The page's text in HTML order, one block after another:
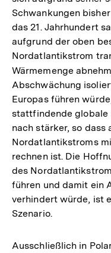
Schwankungen
das 21. Jahrhundert
aufgrund der oben
Nordatlantikstrom
Wärmemenge
Abschwächung
Europas führen
stattfindende globale
nach stärker, so dass
Nordatlantikstroms
rechnen ist. Die
des
führen und damit ein
verhindert würde, ist
Szenario.
Ausschließlich in